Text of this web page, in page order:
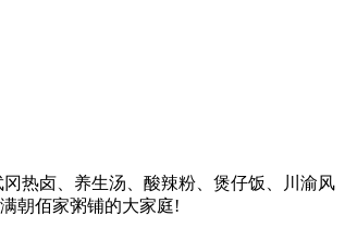
热卤、养生汤、酸辣粉、煲仔饭、川渝风
朝佰家粥铺的大家庭!